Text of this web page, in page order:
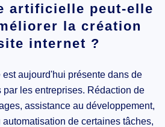
artificielle peut-elle
la création
internet ?
aujourd'hui présente dans de
les entreprises. Rédaction de
assistance au développement,
de certaines tâches,